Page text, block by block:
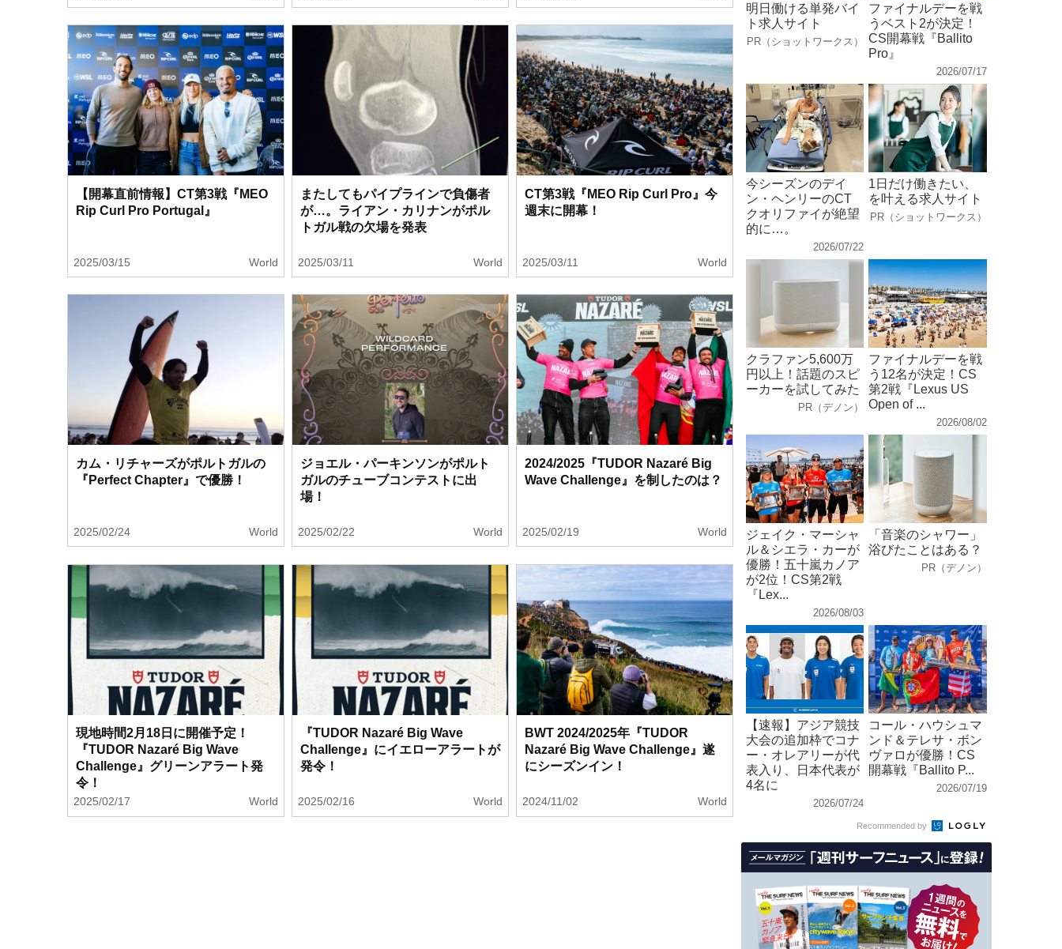
【開幕直前情報】CT第3戦『MEO
Rip Curl Pro Portugal』
2025/03/15 World
またしてもパイプラインで負傷者
が…。ライアン・カリナンがポル
トガル戦の欠場を発表
2025/03/11 World
CT第3戦『MEO Rip Curl Pro』今
週末に開幕！
2025/03/11 World
カム・リチャーズがポルトガルの
『Perfect Chapter』で優勝！
2025/02/24 World
ジョエル・パーキンソンがポルト
ガルのチューブコンテストに出
場！
2025/02/22 World
2024/2025『TUDOR Nazaré Big
Wave Challenge』を制したのは？
2025/02/19 World
現地時間2月18日に開催予定！
『TUDOR Nazaré Big Wave
Challenge』グリーンアラート発
令！
2025/02/17 World
『TUDOR Nazaré Big Wave
Challenge』にイエローアラートが
発令！
2025/02/16 World
BWT 2024/2025年『TUDOR
Nazaré Big Wave Challenge』遂
にシーズンイン！
2024/11/02 World
明日働ける単発バイ
ト求人サイト
PR（ショットワークス）
ファイナルデーを戦
うベスト2が決定！
CS開幕戦『Ballito
Pro』
2026/07/17
今シーズンのデイ
ン・ヘンリーのCT
クオリファイが絶望
的に…。
2026/07/22
1日だけ働きたい、
を叶える求人サイト
PR（ショットワークス）
クラファン5,600万
円以上！話題のスピ
ーカーを試してみた
PR（デノン）
ファイナルデーを戦
う12名が決定！CS
第2戦『Lexus US
Open of ...
2026/08/02
ジェイク・マーシャ
ル＆シエラ・カーが
優勝！五十嵐カノア
が2位！CS第2戦
『Lex...
2026/08/03
「音楽のシャワー」
浴びたことはある？
PR（デノン）
【速報】アジア競技
大会の追加枠でコナ
ー・オレアリーが代
表入り、日本代表が
4名に
2026/07/24
コール・ハウシュマ
ンド＆テレサ・ボン
ヴァロが優勝！CS
開幕戦『Ballito P...
2026/07/19
Recommended by